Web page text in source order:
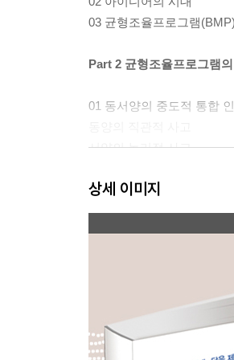
03 균형조율프로그램
Part 2 균형조율프로그램
01 동서양의 중도적 통합
서양의 논리적 사고
02 동서의학의 융합을 활
뇌와 심신의 관계
03 관계 속에서 중심잡기
최적의 상태는 개인에 따라
개인의 다양성과 집단의
상세 이미지